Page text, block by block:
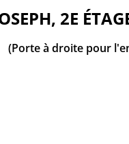
2E
(Porte à droite pour